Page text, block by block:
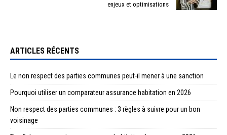
enjeux et optimisations
ARTICLES RÉCENTS
Le non respect des parties communes peut-il mener à une sanction
Pourquoi utiliser un comparateur assurance habitation en 2026
Non respect des parties communes : 3 règles à suivre pour un bon
voisinage